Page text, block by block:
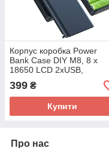
Корпус коробка Power
Bank Case DIY M8, 8 x
18650 LCD 2xUSB,
399 ₴
Купити
Про нас